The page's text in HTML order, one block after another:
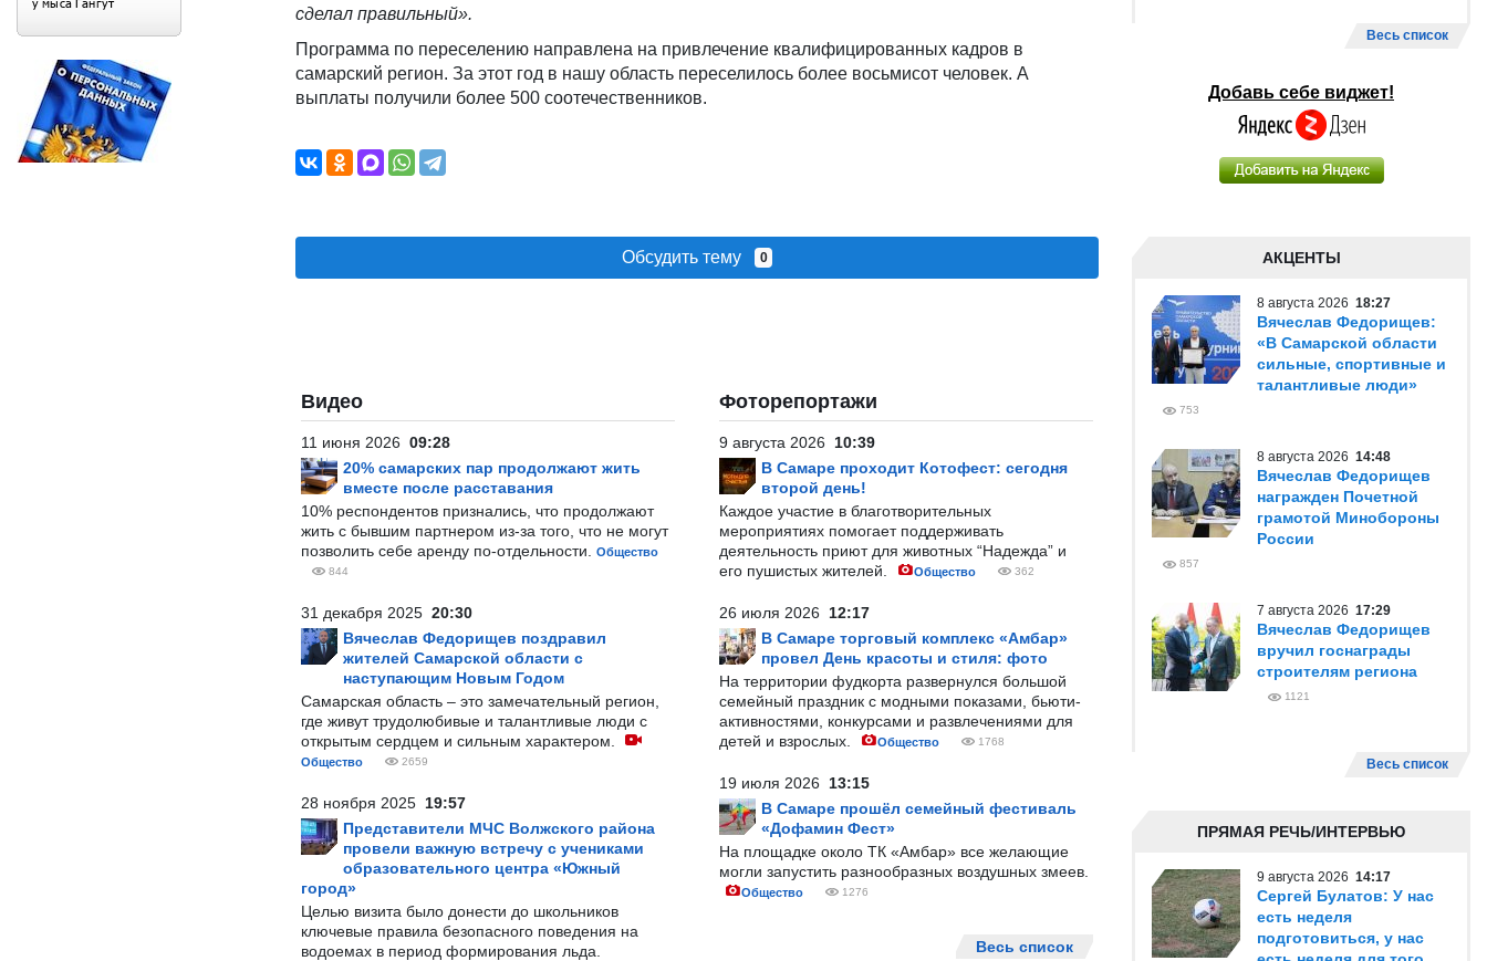
сделал правильный».
Программа по переселению направлена на привлечение квалифицированных кадров в
самарский регион. За этот год в нашу область переселилось более восьмисот человек. А
выплаты получили более 500 соотечественников.
Обсудить тему 0
Видео
11 июня 2026 09:28
20% самарских пар продолжают жить
вместе после расставания
10% респондентов признались, что продолжают
жить с бывшим партнером из-за того, что не могут
позволить себе аренду по-отдельности.
Общество
844
31 декабря 2025 20:30
Вячеслав Федорищев поздравил
жителей Самарской области с
наступающим Новым Годом
Самарская область – это замечательный регион,
где живут трудолюбивые и талантливые люди с
открытым сердцем и сильным характером.
Общество 2659
28 ноября 2025 19:57
Представители МЧС Волжского района
провели важную встречу с учениками
образовательного центра «Южный
город»
Целью визита было донести до школьников
ключевые правила безопасного поведения на
водоемах в период формирования льда.
Фоторепортажи
9 августа 2026 10:39
В Самаре проходит Котофест: сегодня
второй день!
Каждое участие в благотворительных
мероприятиях помогает поддерживать
деятельность приют для животных “Надежда” и
его пушистых жителей.
Общество 362
26 июля 2026 12:17
В Самаре торговый комплекс «Амбар»
провел День красоты и стиля: фото
На территории фудкорта развернулся большой
семейный праздник с модными показами, бьюти-
активностями, конкурсами и развлечениями для
детей и взрослых.
Общество 1768
19 июля 2026 13:15
В Самаре прошёл семейный фестиваль
«Дофамин Фест»
На площадке около ТК «Амбар» все желающие
могли запустить разнообразных воздушных змеев.
Общество 1276
Весь список
Весь список
Добавь себе виджет!
АКЦЕНТЫ
8 августа 2026 18:27
Вячеслав Федорищев:
«В Самарской области
сильные, спортивные и
талантливые люди»
753
8 августа 2026 14:48
Вячеслав Федорищев
награжден Почетной
грамотой Минобороны
России
857
7 августа 2026 17:29
Вячеслав Федорищев
вручил госнаграды
строителям региона
1121
Весь список
ПРЯМАЯ РЕЧЬ/ИНТЕРВЬЮ
9 августа 2026 14:17
Сергей Булатов: У нас
есть неделя
подготовиться, у нас